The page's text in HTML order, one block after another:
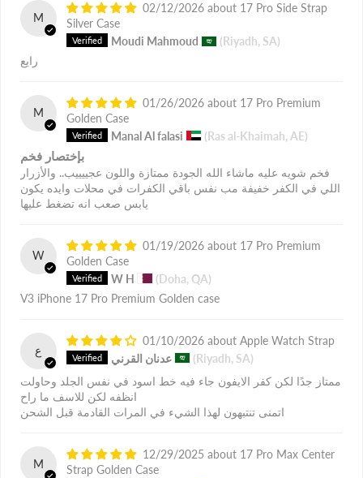
M
02/12/2026
17 Pro Side Strap
Silver Case
Moudi Mahmoud
(Riyadh, SA)
رايع
M
01/26/2026
17 Pro Premium
Golden Case
Manal Al falasi
(Ras al-Khaimah, AE)
بإختصار فخم
فخم شويه عليه ماشاء الله الجودة ممتازة واللون عجييييب.. والأزرار
اللي في الكفر خفيفة مب نفس باقي الكفرات في محلات وايده يكون
يابس صعب انه تضغط عليها
W
01/19/2026
17 Pro Premium
Golden Case
W H
(Doha, QA)
V3 iPhone 17 Pro Premium Golden case
ع
01/10/2026
Apple Watch Strap
عدنان القرني
(Riyadh, SA)
ممتاز جدًا لكن كفر الايفون جاء فيه خط اسود في نفس الجلد وحاولت
انظفه لكن للاسف ما راح
اتمنى تنتبهون لهذا الشيء في المرات القادمة قبل الشحن
M
12/29/2025
17 Pro Max Center
Strap Golden Case